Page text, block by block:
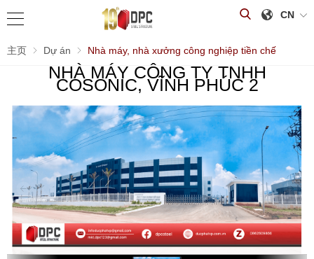
CN
主页 Dự án Nhà máy, nhà xưởng công nghiệp tiền chế
NHÀ MÁY CÔNG TY TNHH
COSONIC, VĨNH PHÚC 2